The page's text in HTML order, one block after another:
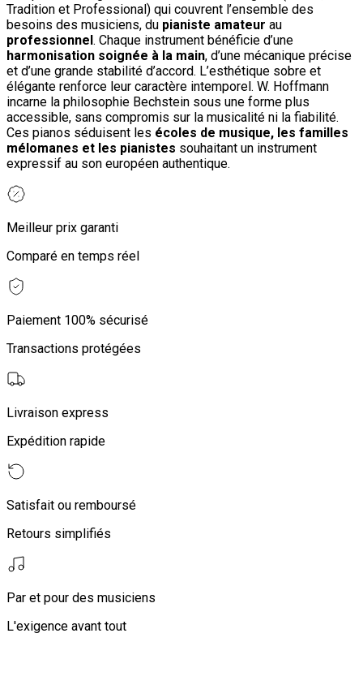
Tradition et Professional) qui couvrent l’ensemble des
besoins des musiciens, du pianiste amateur au
professionnel. Chaque instrument bénéficie d’une
harmonisation soignée à la main, d’une mécanique précise
et d’une grande stabilité d’accord. L’esthétique sobre et
élégante renforce leur caractère intemporel. W. Hoffmann
incarne la philosophie Bechstein sous une forme plus
accessible, sans compromis sur la musicalité ni la fiabilité.
Ces pianos séduisent les écoles de musique, les familles
mélomanes et les pianistes souhaitant un instrument
expressif au son européen authentique.
Meilleur prix garanti
Comparé en temps réel
Paiement 100% sécurisé
Transactions protégées
Livraison express
Expédition rapide
Satisfait ou remboursé
Retours simplifiés
Par et pour des musiciens
L'exigence avant tout